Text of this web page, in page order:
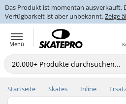
Das Produkt ist momentan ausverkauft.
Verfügbarkeit ist aber unbekannt.Zeige
Menü
Startseite Skates Inline